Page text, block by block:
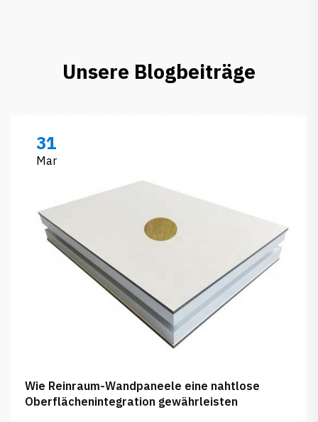
Unsere Blogbeiträge
31
Mar
Wie Reinraum-Wandpaneele eine nahtlose
Oberflächenintegration gewährleisten